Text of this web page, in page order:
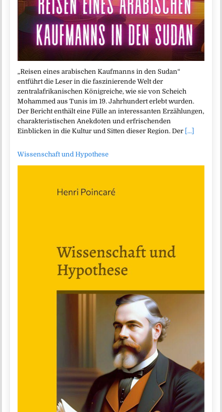
„Reisen eines arabischen Kaufmanns in den Sudan“
entführt die Leser in die faszinierende Welt der
zentralafrikanischen Königreiche, wie sie von Scheich
Mohammed aus Tunis im 19. Jahrhundert erlebt wurden.
Der Bericht enthält eine Fülle an interessanten Erzählungen,
charakteristischen Anekdoten und erfrischenden
Einblicken in die Kultur und Sitten dieser Region. Der [...]
Wissenschaft und Hypothese